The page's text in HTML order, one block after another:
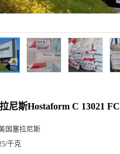
尼斯Hostaform C 13021 FC
国塞拉尼斯
千克